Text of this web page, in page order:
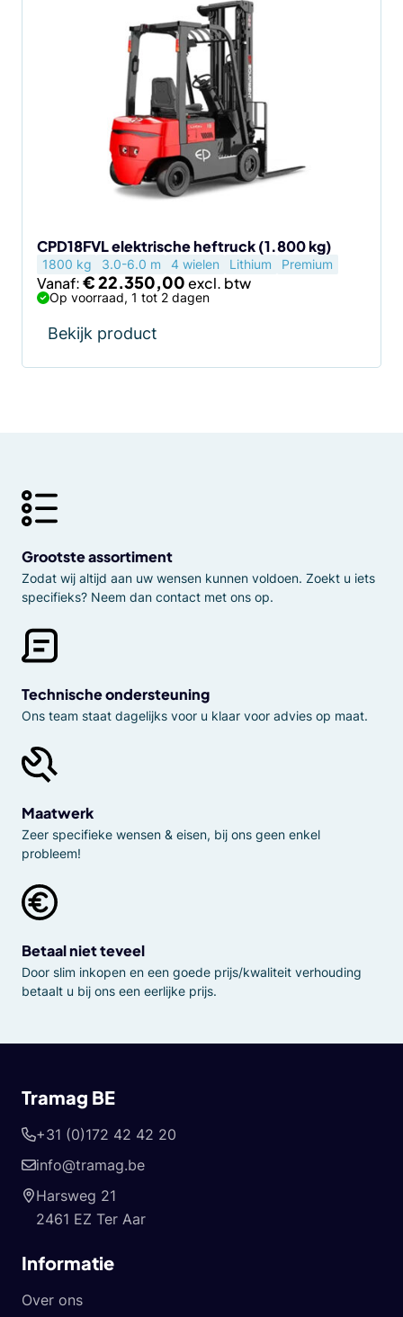
CPD18FVL elektrische heftruck (1.800 kg)
1800 kg 3.0-6.0 m 4 wielen Lithium Premium
Vanaf:€22.350,00
Op voorraad, 1 tot 2 dagen
Bekijk product
de
productpagina
Grootste assortiment
Zodat wij altijd aan uw wensen kunnen voldoen. Zoekt u iets
specifieks? Neem dan contact met ons op.
Technische ondersteuning
Ons team staat dagelijks voor u klaar voor advies op maat.
Maatwerk
Zeer specifieke wensen & eisen, bij ons geen enkel
probleem!
Betaal niet teveel
Door slim inkopen en een goede prijs/kwaliteit verhouding
betaalt u bij ons een eerlijke prijs.
Tramag BE
+31 (0)172 42 42 20
info@tramag.be
Harsweg 21
2461 EZ Ter Aar
Informatie
Over ons